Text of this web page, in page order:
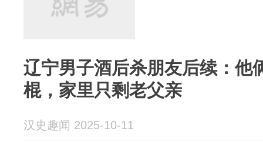
辽宁男子酒后杀朋友后续：他
棍，家里只剩老父亲
汉史趣闻 2025-10-11